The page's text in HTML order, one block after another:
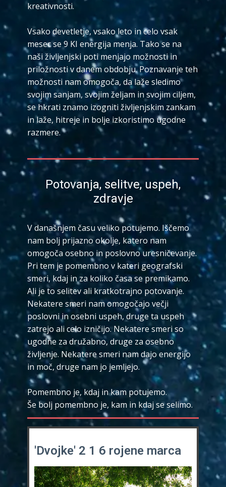
kreativnosti.
Vsako devetletje, vsako leto in celo vsak
mesec se 9 KI energija menja. Tako se na
naši življenjski poti menjajo možnosti in
priložnosti v danem obdobju. Poznavanje teh
možnosti nam omogoča, da laže sledimo
svojim sanjam, svojim željam in svojim ciljem,
se hkrati znamo izogniti življenjskim zankam
in laže, hitreje in bolje izkoristimo ugodne
razmere.
Potovanja, selitve, uspeh,
zdravje
V današnjem času veliko potujemo. Iščemo
nam bolj prijazno okolje, katero nam
omogoča osebno in poslovno uresničevanje.
Pri tem je pomembno v kateri geografski
smeri, kdaj in za koliko časa se premikamo.
Ali je to selitev ali kratkotrajno potovanje.
Nekatere smeri nam omogočajo večji
poslovni in osebni uspeh, druge ta uspeh
zatrejo ali celo izničijo. Nekatere smeri so
ugodne za družabno, druge za osebno
življenje. Nekatere smeri nam dajo energijo
in moč, druge nam jo jemljejo.
Pomembno je, kdaj in kam potujemo.
Še bolj pomembno je, kam in kdaj se selimo.
'Dvojke' 2 1 6 rojene marca
KI